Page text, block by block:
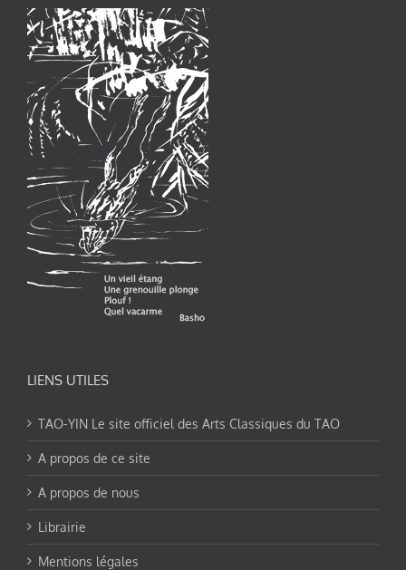
LIENS UTILES
TAO-YIN Le site officiel des Arts Classiques du TAO
A propos de ce site
A propos de nous
Librairie
Mentions légales